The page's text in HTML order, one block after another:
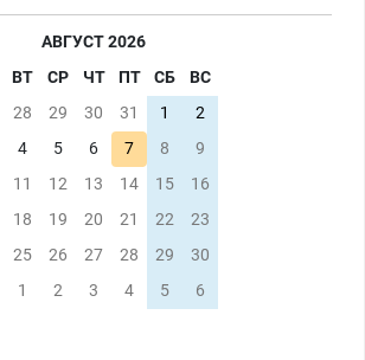
АВГУСТ 2026
ВТ СР ЧТ ПТ СБ
ВС
28 29 30 31 1
2
4 5 6 7 8
9
11 12 13 14 15
16
18 19 20 21 22
23
25 26 27 28 29
30
1 2 3 4 5 6